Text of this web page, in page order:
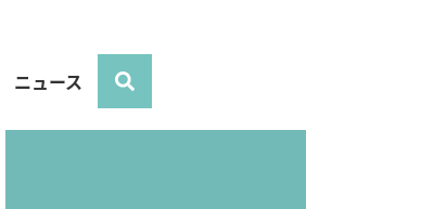
ニュース